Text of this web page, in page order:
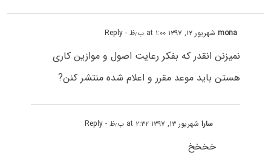
monaشهریور ۱۲, ۱۳۹۷ at ۱:۰۰ ب٫ظ - Reply
نمیزنن انقدر که بفکر رعایت اصول و موازین کاری
هستن باید موعد مقرر و اعلام شده منتشر کنن?
ساراشهریور ۱۳, ۱۳۹۷ at ۲:۳۲ ب٫ظ - Reply
خخخخ